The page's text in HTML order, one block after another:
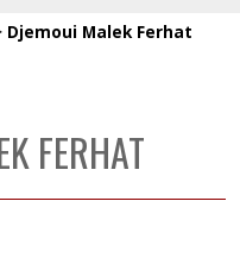
Djemoui Malek Ferhat
FERHAT